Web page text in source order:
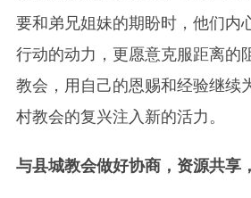
要和弟兄姐妹的期盼时，他们内
行动的动力，更愿意克服距离的
教会，用自己的恩赐和经验继续
村教会的复兴注入新的活力。
与县城教会做好协商，资源共享